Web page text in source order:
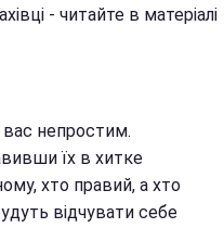
- читайте в матеріалі
непростим.
їх в хитке
хто правий, а хто
відчувати себе